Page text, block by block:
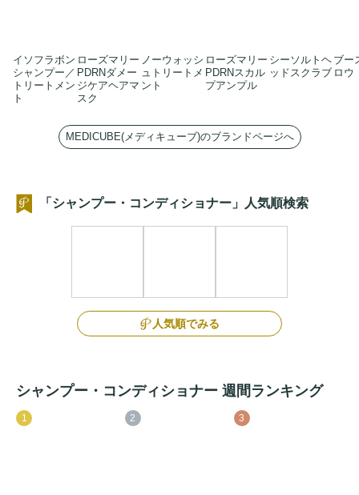
イソフラボン
シャンプー／
トリートメン
ト
ローズマリー
PDRNダメー
ジケアヘアマ
スク
ノーウォッシ
ュトリートメ
ント
ローズマリー
PDRNスカル
プアンプル
シーソルトヘ
ッドスクラブ
ブー
ロウ
MEDICUBE(メディキューブ)のブランドページへ
「シャンプー・コンディショナー」人気順検索
人気順でみる
シャンプー・コンディショナー 週間ランキング
1 2 3